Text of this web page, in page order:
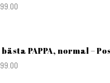
99.00
PAPPA, normal –
99.00